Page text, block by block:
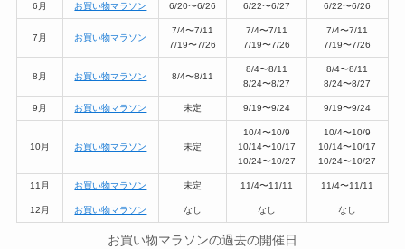
6月 お買い物マラソン 6/20〜6/26 6/22〜6/27 6/22〜6/26
7月 お買い物マラソン
7/4〜7/11
7/19〜7/26
7/4〜7/11
7/19〜7/26
7/4〜7/11
7/19〜7/26
8月 お買い物マラソン 8/4〜8/11
8/4〜8/11
8/24〜8/27
8/4〜8/11
8/24〜8/27
9月 お買い物マラソン 未定 9/19〜9/24 9/19〜9/24
10月 お買い物マラソン 未定
10/4〜10/9
10/14〜10/17
10/24〜10/27
10/4〜10/9
10/14〜10/17
10/24〜10/27
11月 お買い物マラソン 未定 11/4〜11/11 11/4〜11/11
12月 お買い物マラソン なし なし なし
お買い物マラソンの過去の開催日